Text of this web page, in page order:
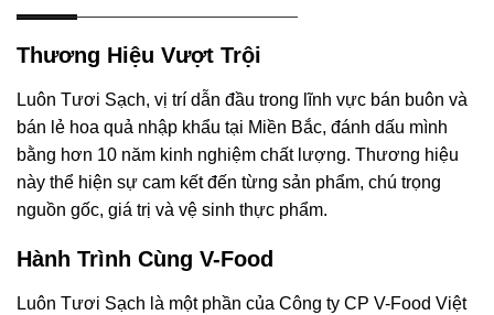
Thương Hiệu Vượt Trội
Luôn Tươi Sạch, vị trí dẫn đầu trong lĩnh vực bán buôn và
bán lẻ hoa quả nhập khẩu tại Miền Bắc, đánh dấu mình
bằng hơn 10 năm kinh nghiệm chất lượng. Thương hiệu
này thể hiện sự cam kết đến từng sản phẩm, chú trọng
nguồn gốc, giá trị và vệ sinh thực phẩm.
Hành Trình Cùng V-Food
Luôn Tươi Sạch là một phần của Công ty CP V-Food Việt